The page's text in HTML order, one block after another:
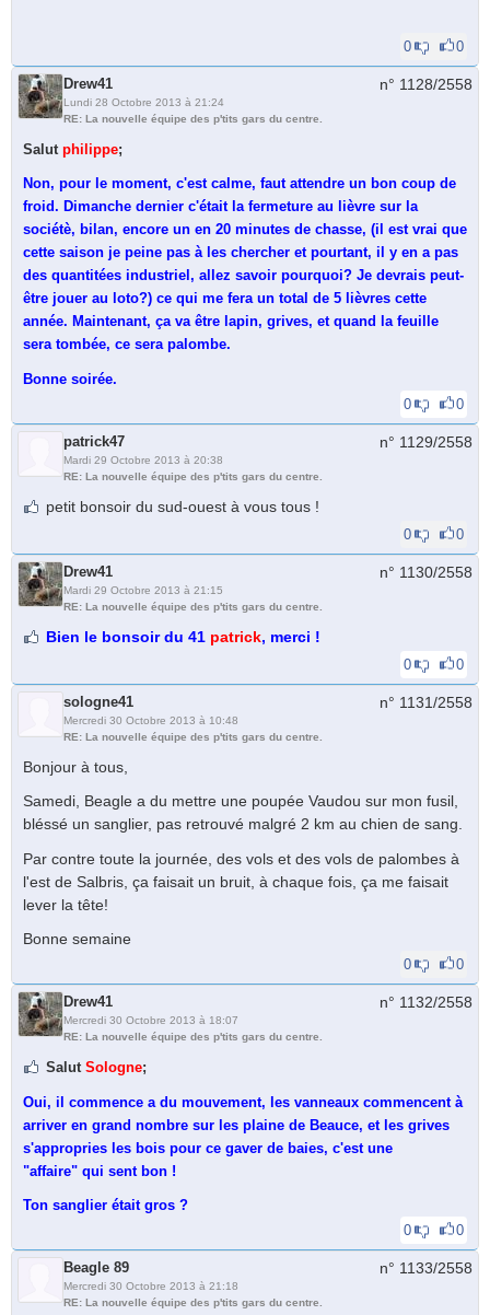
0 0
Drew41
Lundi 28 Octobre 2013 à 21:24
RE: La nouvelle équipe des p'tits gars du centre.
n° 1128/2558
Salut philippe;
Non, pour le moment, c'est calme, faut attendre un bon coup de
froid. Dimanche dernier c'était la fermeture au lièvre sur la
sociétè, bilan, encore un en 20 minutes de chasse, (il est vrai que
cette saison je peine pas à les chercher et pourtant, il y en a pas
des quantitées industriel, allez savoir pourquoi? Je devrais peut-
être jouer au loto?) ce qui me fera un total de 5 lièvres cette
année. Maintenant, ça va être lapin, grives, et quand la feuille
sera tombée, ce sera palombe.
Bonne soirée.
0
0
patrick47
Mardi 29 Octobre 2013 à 20:38
RE: La nouvelle équipe des p'tits gars du centre.
n° 1129/2558
petit bonsoir du sud-ouest à vous tous !
0 0
Drew41
Mardi 29 Octobre 2013 à 21:15
RE: La nouvelle équipe des p'tits gars du centre.
n° 1130/2558
Bien le bonsoir du 41 patrick, merci !
0 0
sologne41
Mercredi 30 Octobre 2013 à 10:48
RE: La nouvelle équipe des p'tits gars du centre.
n° 1131/2558
Bonjour à tous,
Samedi, Beagle a du mettre une poupée Vaudou sur mon fusil,
bléssé un sanglier, pas retrouvé malgré 2 km au chien de sang.
Par contre toute la journée, des vols et des vols de palombes à
l'est de Salbris, ça faisait un bruit, à chaque fois, ça me faisait
lever la tête!
Bonne semaine
0 0
Drew41
Mercredi 30 Octobre 2013 à 18:07
RE: La nouvelle équipe des p'tits gars du centre.
n° 1132/2558
Salut Sologne;
Oui, il commence a du mouvement, les vanneaux commencent à
arriver en grand nombre sur les plaine de Beauce, et les grives
s'appropries les bois pour ce gaver de baies, c'est une
"affaire" qui sent bon !
Ton sanglier était gros ?
0
0
Beagle 89
Mercredi 30 Octobre 2013 à 21:18
RE: La nouvelle équipe des p'tits gars du centre.
n° 1133/2558